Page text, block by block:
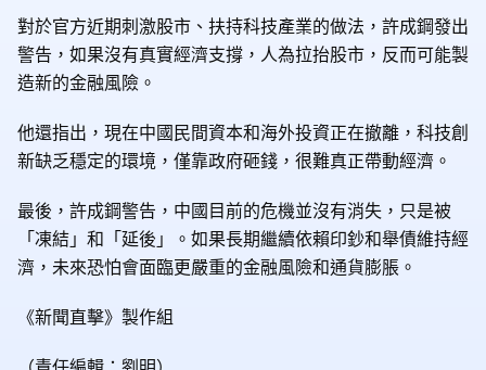
對於官方近期刺激股市、扶持科技產業的做法，許成鋼發出
警告，如果沒有真實經濟支撐，人為拉抬股市，反而可能製
造新的金融風險。
他還指出，現在中國民間資本和海外投資正在撤離，科技創
新缺乏穩定的環境，僅靠政府砸錢，很難真正帶動經濟。
最後，許成鋼警告，中國目前的危機並沒有消失，只是被
「凍結」和「延後」。如果長期繼續依賴印鈔和舉債維持經
濟，未來恐怕會面臨更嚴重的金融風險和通貨膨脹。
《新聞直擊》製作組